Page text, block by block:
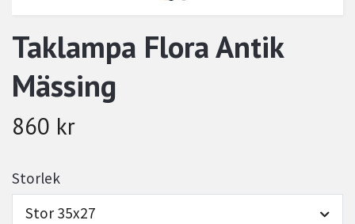
Taklampa Flora Antik
Mässing
860 kr
Storlek
Stor 35x27